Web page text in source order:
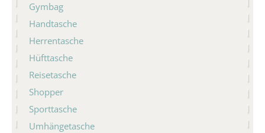
Gymbag
Handtasche
Herrentasche
Hüfttasche
Reisetasche
Shopper
Sporttasche
Umhängetasche